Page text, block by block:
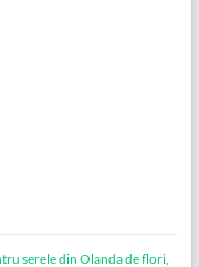
serele din Olanda de flori,